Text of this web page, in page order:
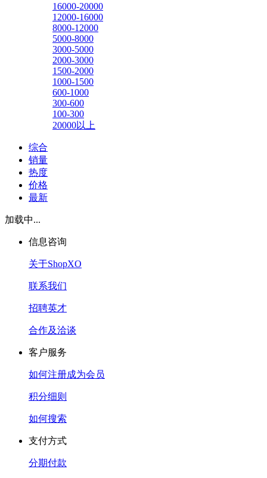
16000-20000
12000-16000
8000-12000
5000-8000
3000-5000
2000-3000
1500-2000
1000-1500
600-1000
300-600
100-300
20000以上
综合
销量
热度
价格
最新
加载中...
信息咨询
关于ShopXO
联系我们
招聘英才
合作及洽谈
客户服务
如何注册成为会员
积分细则
如何搜索
支付方式
分期付款